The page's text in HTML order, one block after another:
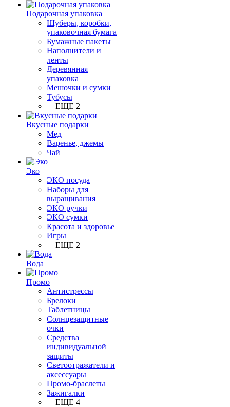
Подарочная упаковка
Шуберы, коробки,
упаковочная бумага
Бумажные пакеты
Наполнители и
ленты
Деревянная
упаковка
Мешочки и сумки
Тубусы
+ ЕЩЕ 2
Вкусные подарки
Мед
Варенье, джемы
Чай
Эко
ЭКО посуда
Наборы для
выращивания
ЭКО ручки
ЭКО сумки
Красота и здоровье
Игры
+ ЕЩЕ 2
Вода
Промо
Антистрессы
Брелоки
Таблетницы
Солнцезащитные
очки
Средства
индивидуальной
защиты
Светоотражатели и
аксессуары
Промо-браслеты
Зажигалки
+ ЕЩЕ 4